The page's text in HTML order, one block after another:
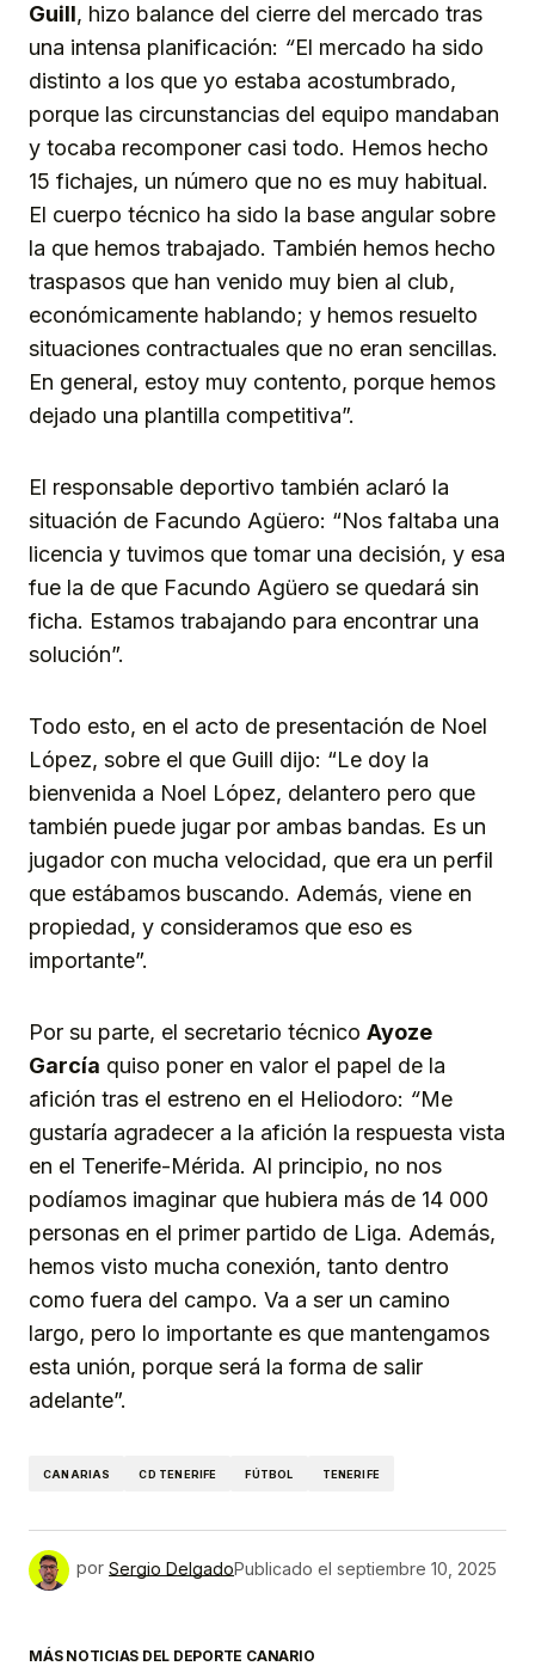
Guill, hizo balance del cierre del mercado tras
una intensa planificación: “El mercado ha sido
distinto a los que yo estaba acostumbrado,
porque las circunstancias del equipo mandaban
y tocaba recomponer casi todo. Hemos hecho
15 fichajes, un número que no es muy habitual.
El cuerpo técnico ha sido la base angular sobre
la que hemos trabajado. También hemos hecho
traspasos que han venido muy bien al club,
económicamente hablando; y hemos resuelto
situaciones contractuales que no eran sencillas.
En general, estoy muy contento, porque hemos
dejado una plantilla competitiva”.
El responsable deportivo también aclaró la
situación de Facundo Agüero: “Nos faltaba una
licencia y tuvimos que tomar una decisión, y esa
fue la de que Facundo Agüero se quedará sin
ficha. Estamos trabajando para encontrar una
solución”.
Todo esto, en el acto de presentación de Noel
López, sobre el que Guill dijo: “Le doy la
bienvenida a Noel López, delantero pero que
también puede jugar por ambas bandas. Es un
jugador con mucha velocidad, que era un perfil
que estábamos buscando. Además, viene en
propiedad, y consideramos que eso es
importante”.
Por su parte, el secretario técnico Ayoze
García quiso poner en valor el papel de la
afición tras el estreno en el Heliodoro: “Me
gustaría agradecer a la afición la respuesta vista
en el Tenerife-Mérida. Al principio, no nos
podíamos imaginar que hubiera más de 14 000
personas en el primer partido de Liga. Además,
hemos visto mucha conexión, tanto dentro
como fuera del campo. Va a ser un camino
largo, pero lo importante es que mantengamos
esta unión, porque será la forma de salir
adelante”.
CANARIAS CD TENERIFE FÚTBOL TENERIFE
por Sergio DelgadoPublicado el septiembre 10, 2025
MÁS NOTICIAS DEL DEPORTE CANARIO